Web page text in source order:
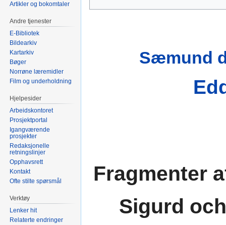
Sæmund
Fragmenter
Sigurd
Artikler og bokomtaler
Andre tjenester
E-Bibliotek
Bildearkiv
Kartarkiv
Bøger
Norrøne læremidler
Film og underholdning
Hjelpesider
Arbeidskontoret
Prosjektportal
Igangværende
prosjekter
Redaksjonelle
retningslinjer
Opphavsrett
Kontakt
Ofte stilte spørsmål
Verktøy
Lenker hit
Relaterte endringer